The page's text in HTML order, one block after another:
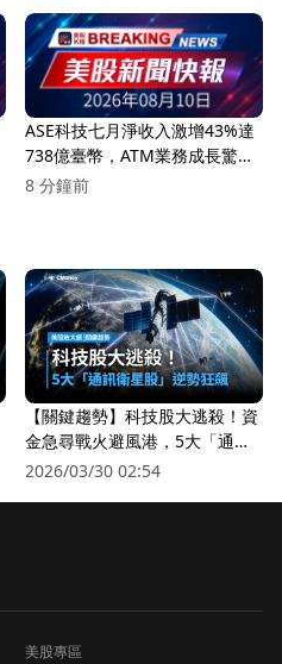
ASE科技七月淨收入激增43%達
738億臺幣，ATM業務成長驚
人！
8 分鐘前
【關鍵趨勢】科技股大逃殺！資
金急尋戰火避風港，5大「通訊
衛星股」逆勢狂飆
2026/03/30 02:54
美股專區